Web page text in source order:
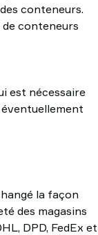
conteneurs.
conteneurs
est nécessaire
la façon
des magasins
DPD, FedEx et